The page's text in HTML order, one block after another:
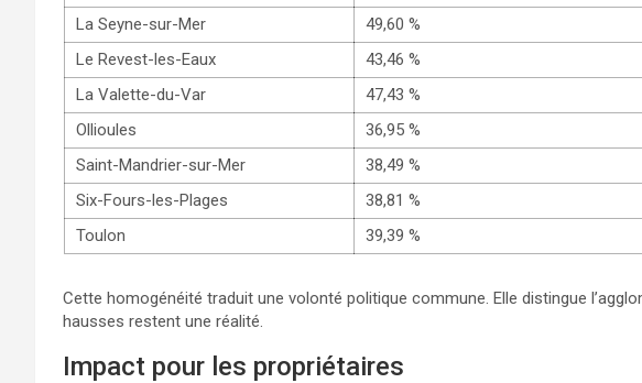
La Seyne-sur-Mer
49,60 %
Le Revest-les-Eaux
43,46 %
La Valette-du-Var
47,43 %
Ollioules
36,95 %
Saint-Mandrier-sur-Mer
38,49 %
Six-Fours-les-Plages
38,81 %
Toulon
39,39 %
Cette homogénéité traduit une volonté politique commune. Elle distingue
hausses restent une réalité.
Impact pour les propriétaires